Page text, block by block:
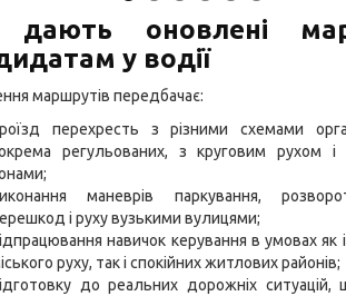
оновлені
у водії
маршрутів передбачає:
перехресть з різними схемами
регульованих, з круговим рухом і
маневрів паркування,
і руху вузькими вулицями;
навичок керування в умовах як
руху, так і спокійних житлових районів;
до реальних дорожніх ситуацій,